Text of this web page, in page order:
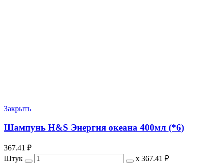
Закрыть
Шампунь H&S Энергия океана 400мл (*6)
367.41 ₽
Штук
х 367.41 ₽